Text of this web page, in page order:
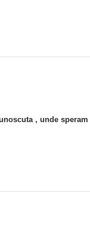
, unde speram